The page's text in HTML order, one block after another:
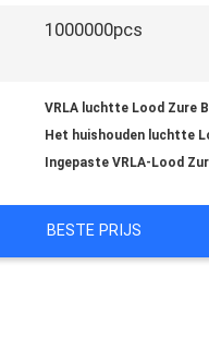
1000000pcs
VRLA luchtte Lood Zure
Het huishouden luchtte
Ingepaste VRLA-Lood
BESTE PRIJS